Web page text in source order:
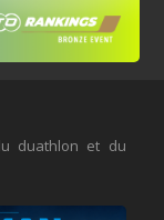
duathlon et du